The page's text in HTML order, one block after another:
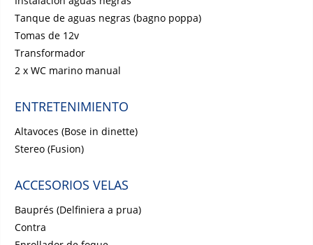
Tanque de aguas negras (bagno poppa)
Tomas de 12v
Transformador
2 x WC marino manual
ENTRETENIMIENTO
Altavoces (Bose in dinette)
Stereo (Fusion)
ACCESORIOS VELAS
Bauprés (Delfiniera a prua)
Contra